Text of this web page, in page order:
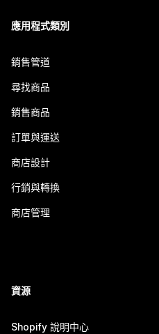
應用程式類別
銷售管道
尋找商品
銷售商品
訂單與運送
商店設計
行銷與轉換
商店管理
資源
Shopify 說明中心